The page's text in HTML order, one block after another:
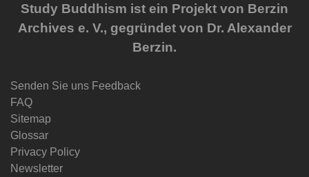
Study Buddhism ist ein Projekt von Berzin
Archives e. V., gegründet von Dr. Alexander
Berzin.
Senden Sie uns Feedback
FAQ
Sitemap
Glossar
Privacy Policy
Newsletter